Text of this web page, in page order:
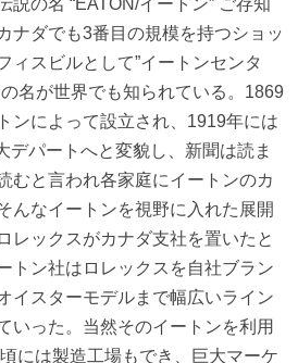
ナダでも3番目の規模を持つショッ
ィスビルとして”イートンセンタ
名が世界でも知られている。1869
ンによって設立され、1919年には
デパートへと変貌し、新聞は読ま
むと言われ各家庭にイートンのカ
んなイートンを視野に入れた展開
レックスがカナダ支社を置いたと
トン社はロレックスを自社ブラン
イスターモデルまで幅広いライン
いった。当然そのイートンを利用
には製造工場もでき、巨大マーケ